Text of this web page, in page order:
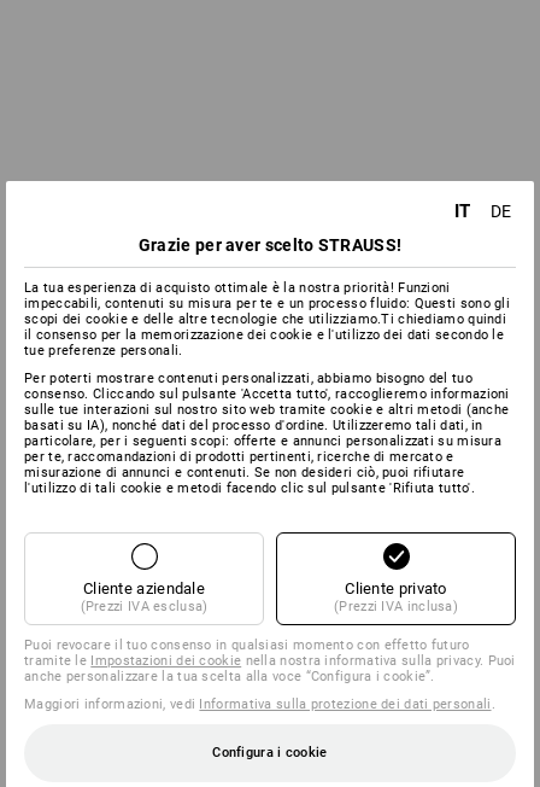
IT
DE
Grazie per aver scelto STRAUSS!
La tua esperienza di acquisto ottimale è la nostra priorità! Funzioni
impeccabili, contenuti su misura per te e un processo fluido: Questi sono gli
scopi dei cookie e delle altre tecnologie che utilizziamo.Ti chiediamo quindi
il consenso per la memorizzazione dei cookie e l'utilizzo dei dati secondo le
tue preferenze personali.
Per poterti mostrare contenuti personalizzati, abbiamo bisogno del tuo
consenso. Cliccando sul pulsante 'Accetta tutto', raccoglieremo informazioni
sulle tue interazioni sul nostro sito web tramite cookie e altri metodi (anche
basati su IA), nonché dati del processo d'ordine. Utilizzeremo tali dati, in
particolare, per i seguenti scopi: offerte e annunci personalizzati su misura
per te, raccomandazioni di prodotti pertinenti, ricerche di mercato e
misurazione di annunci e contenuti. Se non desideri ciò, puoi rifiutare
l'utilizzo di tali cookie e metodi facendo clic sul pulsante 'Rifiuta tutto'.
Cliente aziendale
(Prezzi IVA esclusa)
Cliente privato
(Prezzi IVA inclusa)
Puoi revocare il tuo consenso in qualsiasi momento con effetto futuro
tramite le Impostazioni dei cookie nella nostra informativa sulla privacy. Puoi
anche personalizzare la tua scelta alla voce “Configura i cookie”.
Maggiori informazioni, vedi Informativa sulla protezione dei dati personali
Configura i cookie